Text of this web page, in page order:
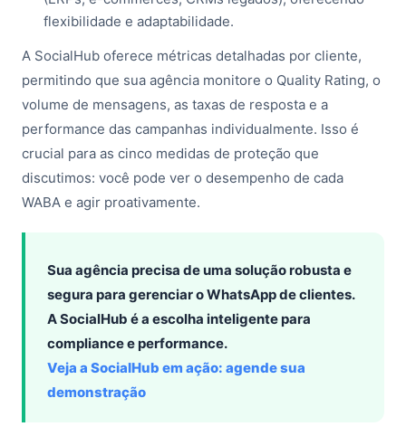
flexibilidade e adaptabilidade.
A SocialHub oferece métricas detalhadas por cliente,
permitindo que sua agência monitore o Quality Rating, o
volume de mensagens, as taxas de resposta e a
performance das campanhas individualmente. Isso é
crucial para as cinco medidas de proteção que
discutimos: você pode ver o desempenho de cada
WABA e agir proativamente.
Sua agência precisa de uma solução robusta e
segura para gerenciar o WhatsApp de clientes.
A SocialHub é a escolha inteligente para
compliance e performance.
Veja a SocialHub em ação: agende sua
demonstração